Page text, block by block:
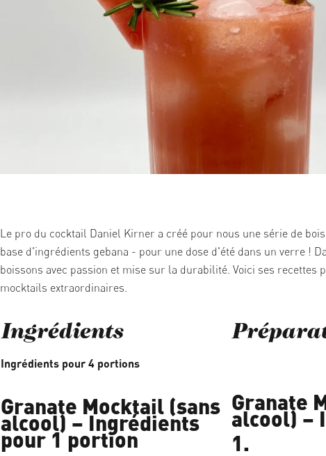
Le pro du cocktail Daniel Kirner a créé pour nous une série de
base d'ingrédients gebana - pour une dose d'été dans un verre !
boissons avec passion et mise sur la durabilité. Voici ses recettes
mocktails extraordinaires.
Ingrédients
Ingrédients pour 4 portions
Granate Mocktail (sans
alcool) – Ingrédients
pour 1 portion
Granate
alcool) –
1.